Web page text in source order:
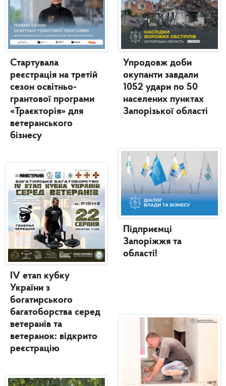
Стартувала
реєстрація на третій
сезон освітньо-
грантової програми
«Траєкторія» для
ветеранського
бізнесу
IV етап кубку
України з
богатирського
багатоборства серед
ветеранів та
ветеранок: відкрито
реєстрацію
Упродовж доби
окупанти завдали
1052 удари по 50
населених пунктах
Запорізької області
Підприємці
Запоріжжя та
області!